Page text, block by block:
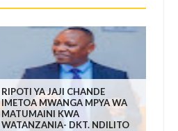
RIPOTI YA JAJI CHANDE
IMETOA MWANGA MPYA WA
MATUMAINI KWA
WATANZANIA- DKT. NDILITO